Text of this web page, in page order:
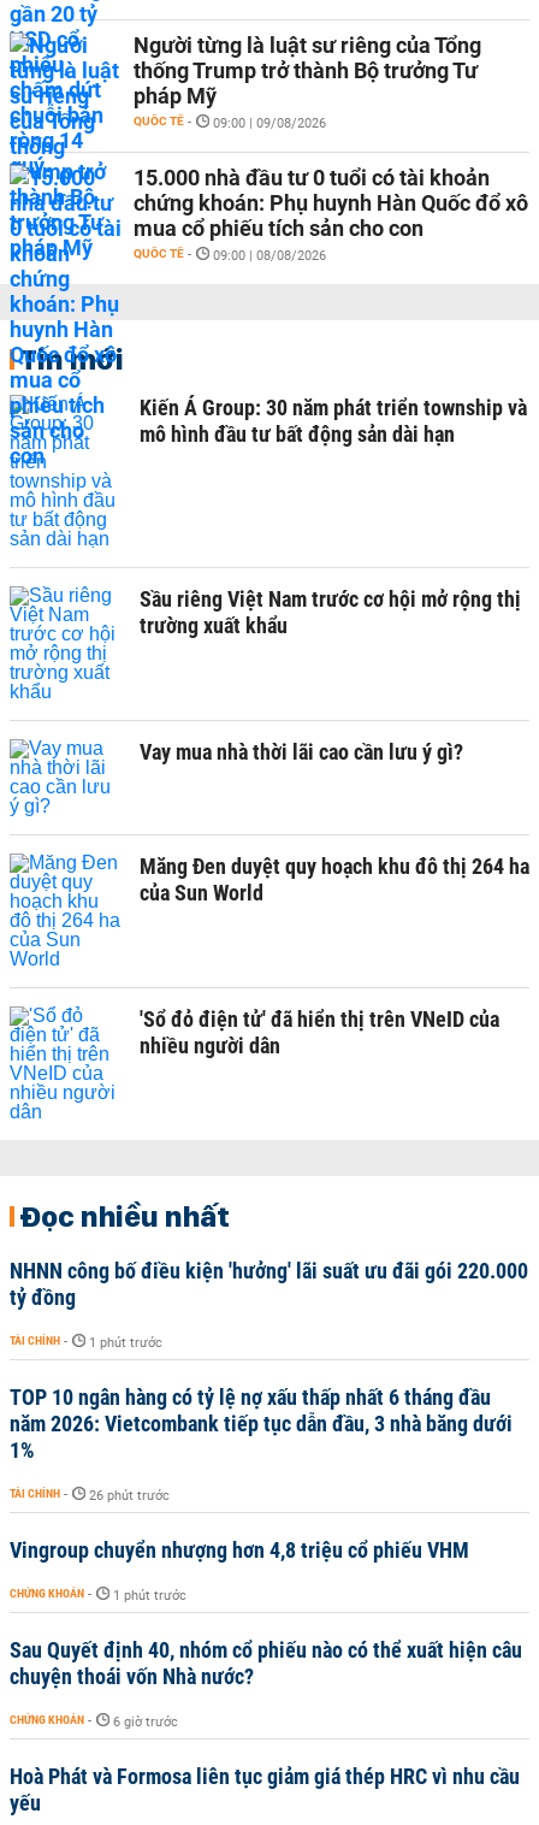
Người từng là luật sư riêng của Tổng
thống Trump trở thành Bộ trưởng Tư
pháp Mỹ
QUỐC TẾ - 09:00 | 09/08/2026
15.000 nhà đầu tư 0 tuổi có tài khoản
chứng khoán: Phụ huynh Hàn Quốc đổ xô
mua cổ phiếu tích sản cho con
QUỐC TẾ - 09:00 | 08/08/2026
Tin mới
Kiến Á Group: 30 năm phát triển township và
mô hình đầu tư bất động sản dài hạn
Sầu riêng Việt Nam trước cơ hội mở rộng thị
trường xuất khẩu
Vay mua nhà thời lãi cao cần lưu ý gì?
Măng Đen duyệt quy hoạch khu đô thị 264 ha
của Sun World
'Sổ đỏ điện tử' đã hiển thị trên VNeID của
nhiều người dân
Đọc nhiều nhất
NHNN công bố điều kiện 'hưởng' lãi suất ưu đãi gói 220.000
tỷ đồng
TÀI CHÍNH - 1 phút trước
TOP 10 ngân hàng có tỷ lệ nợ xấu thấp nhất 6 tháng đầu
năm 2026: Vietcombank tiếp tục dẫn đầu, 3 nhà băng dưới
1%
TÀI CHÍNH - 26 phút trước
Vingroup chuyển nhượng hơn 4,8 triệu cổ phiếu VHM
CHỨNG KHOÁN - 1 phút trước
Sau Quyết định 40, nhóm cổ phiếu nào có thể xuất hiện câu
chuyện thoái vốn Nhà nước?
CHỨNG KHOÁN - 6 giờ trước
Hoà Phát và Formosa liên tục giảm giá thép HRC vì nhu cầu
yếu